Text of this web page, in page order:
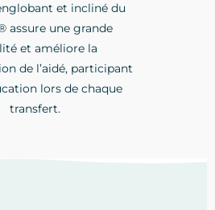
et incliné du
assure une grande
et améliore la
de l’aidé, participant
lors de chaque
transfert.